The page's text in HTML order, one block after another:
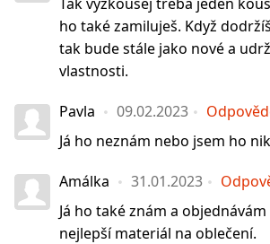
ho také zamiluješ. Když
tak bude stále jako nové a
vlastnosti.
Pavla 09.02.2023
Já ho neznám nebo jsem ho
Amálka 31.01.2023
Já ho také znám a
nejlepší materiál na oblečení.